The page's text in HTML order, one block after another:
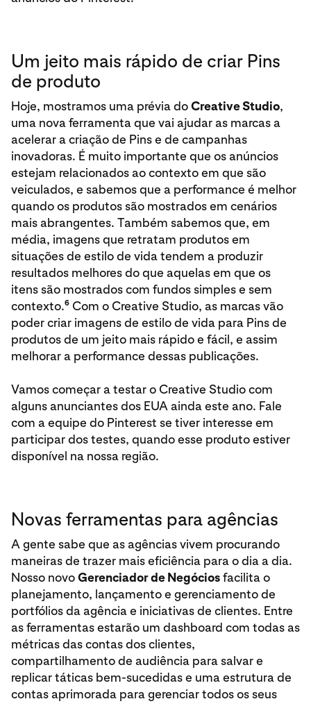
Um jeito mais rápido de criar Pins
de produto
Hoje, mostramos uma prévia doCreative Studio,
uma nova ferramenta que vai ajudar as marcas a
acelerar a criação de Pins e de campanhas
inovadoras. É muito importante que os anúncios
estejam relacionados ao contexto em que são
veiculados, e sabemos que a performance é melhor
quando os produtos são mostrados em cenários
mais abrangentes. Também sabemos que, em
média, imagens que retratam produtos em
situações de estilo de vida tendem a produzir
resultados melhores do que aquelas em que os
itens são mostrados com fundos simples e sem
contexto.6 Com o Creative Studio, as marcas vão
poder criar imagens de estilo de vida para Pins de
produtos de um jeito mais rápido e fácil, e assim
melhorar a performance dessas publicações.
Vamos começar a testar o Creative Studio com
alguns anunciantes dos EUA ainda este ano. Fale
com a equipe do Pinterest se tiver interesse em
participar dos testes, quando esse produto estiver
disponível na nossa região.
Novas ferramentas para agências
A gente sabe que as agências vivem procurando
maneiras de trazer mais eficiência para o dia a dia.
Nosso novoGerenciador de Negóciosfacilita o
planejamento, lançamento e gerenciamento de
portfólios da agência e iniciativas de clientes. Entre
as ferramentas estarão um dashboard com todas as
métricas das contas dos clientes,
compartilhamento de audiência para salvar e
replicar táticas bem-sucedidas e uma estrutura de
contas aprimorada para gerenciar todos os seus